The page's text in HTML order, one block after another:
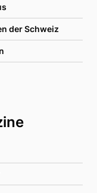
der Schweiz